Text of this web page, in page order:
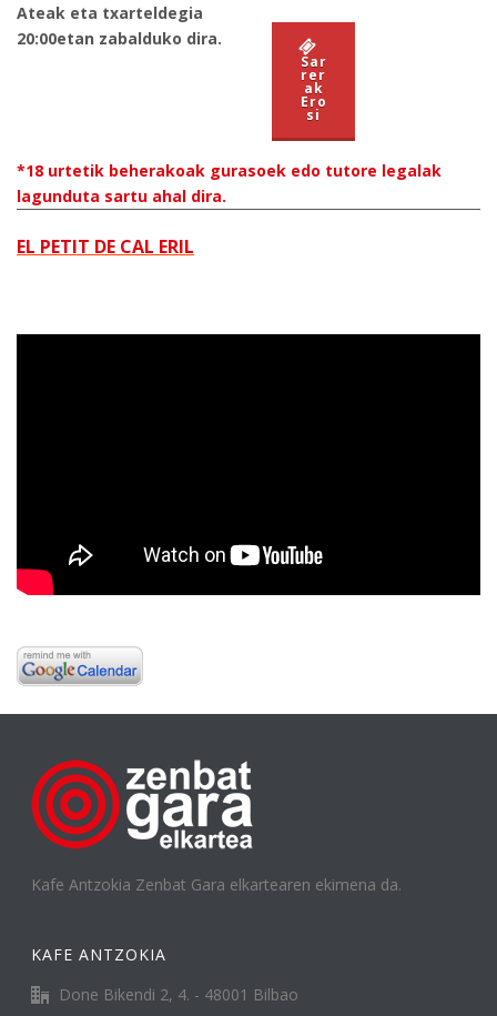
Ateak eta txarteldegia
20:00etan zabalduko dira.
Sar
rer
ak
Ero
si
*18 urtetik beherakoak gurasoek edo tutore legalak
lagunduta sartu ahal dira.
EL PETIT DE CAL ERIL
Kafe Antzokia Zenbat Gara elkartearen ekimena da.
KAFE ANTZOKIA
Done Bikendi 2, 4. - 48001 Bilbao